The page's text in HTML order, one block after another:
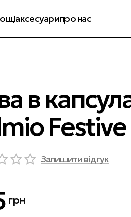
аксесуарипро нас
обмін і повернення
в
Залишити відгук
грн